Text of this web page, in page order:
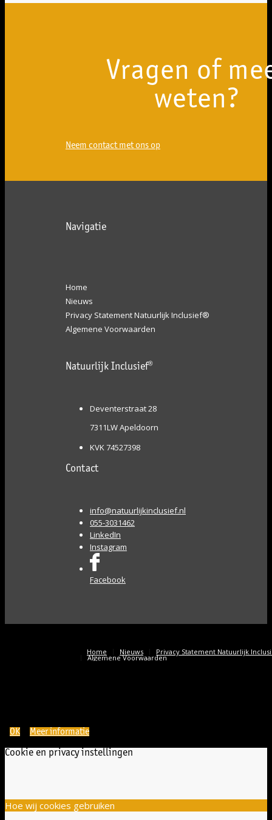
Vragen of
weten?
Neem contact met ons op
Navigatie
Home
Nieuws
Privacy Statement Natuurlijk Inclusief®
Algemene Voorwaarden
Natuurlijk Inclusief®
Deventerstraat 28
7311LW Apeldoorn
KVK 74527398
Contact
info@natuurlijkinclusief.nl
055-3031462
LinkedIn
Instagram
Facebook
Home Nieuws Privacy Statement Natuurlijk
Algemene Voorwaarden
OK Meer informatie
Cookie en privacy instellingen
Hoe wij cookies gebruiken